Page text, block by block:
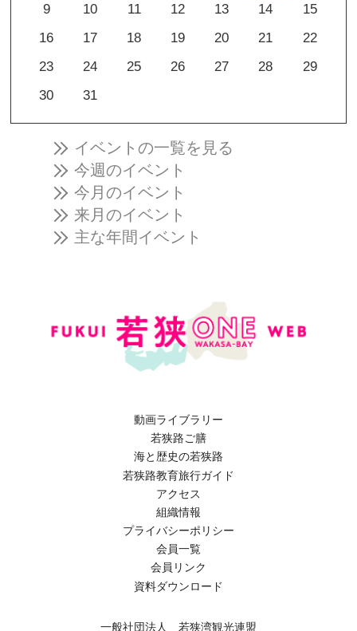
9
10 11 12 13 14
15
16
17 18 19 20 21
22
23
24 25 26 27 28
29
30
31
イベントの一覧を見る
今週のイベント
今月のイベント
来月のイベント
主な年間イベント
動画ライブラリー
若狭路ご膳
海と歴史の若狭路
若狭路教育旅行ガイド
アクセス
組織情報
プライバシーポリシー
会員一覧
会員リンク
資料ダウンロード
一般社団法人 若狭湾観光連盟